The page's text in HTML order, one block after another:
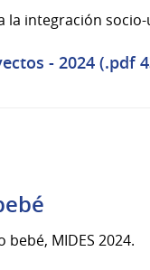
integración
- 2024 (.pdf
MIDES 2024.